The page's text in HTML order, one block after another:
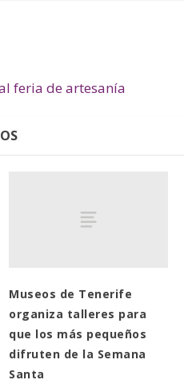
feria de artesanía
Museos de Tenerife
organiza talleres para
que los más pequeños
difruten de la Semana
Santa